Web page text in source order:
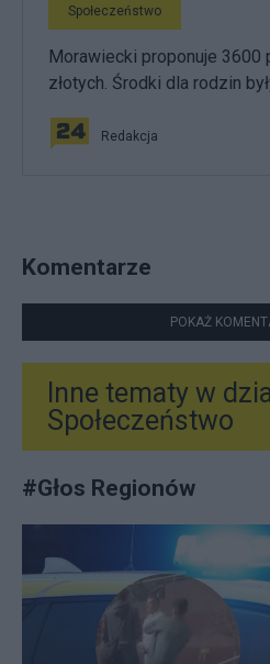
Społeczeństwo
Morawiecki proponuje 3600
złotych. Środki dla rodzin
Redakcja
Komentarze
POKAŻ
Inne tematy w
Społeczeństwo
#Głos Regionów